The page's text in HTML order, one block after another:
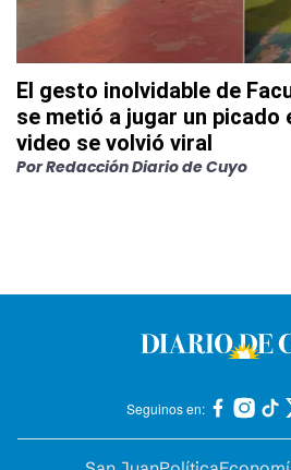
El gesto inolvidable de
se metió a jugar un picado
video se volvió viral
PorRedacción Diario de Cuyo
Seguinos en: